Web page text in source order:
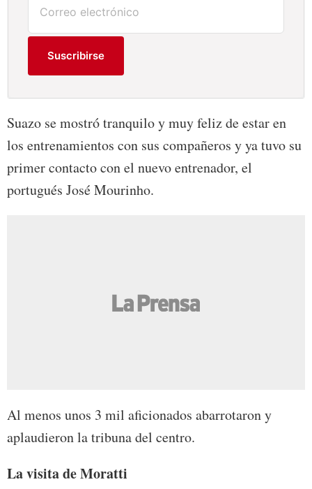
Suscribirse
Suazo se mostró tranquilo y muy feliz de estar en
los entrenamientos con sus compañeros y ya tuvo su
primer contacto con el nuevo entrenador, el
portugués José Mourinho.
Al menos unos 3 mil aficionados abarrotaron y
aplaudieron la tribuna del centro.
La visita de Moratti